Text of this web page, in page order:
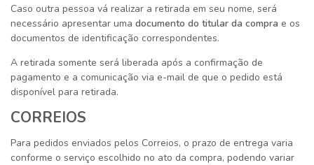
Caso outra pessoa vá realizar a retirada em seu nome, ser
necessário apresentar uma documento do titular da compra e os
documentos de identificação correspondentes.
A retirada somente será liberada após a confirmação de
pagamento e a comunicação via e-mail de que o pedido est
disponível para retirada.
CORREIOS
Para pedidos enviados pelos Correios, o prazo de entrega varia
conforme o serviço escolhido no ato da compra, podendo variar